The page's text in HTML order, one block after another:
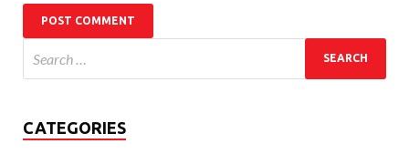
CATEGORIES